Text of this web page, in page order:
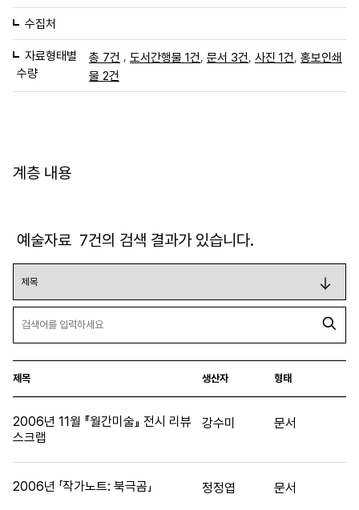
수집처
자료형태별
수량
총 7건 , 도서간행물 1건 문서 3건 사진 1건 홍보인쇄
물 2건
계층 내용
예술자료 7건의 검색 결과가 있습니다.
제목 생산자 형태
2006년 11월 『월간미술』 전시 리뷰
스크랩
강수미 문서
2006년 「작가노트: 북극곰」 정정엽 문서